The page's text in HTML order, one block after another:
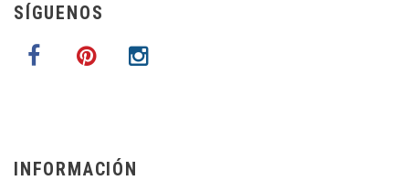
SÍGUENOS
INFORMACIÓN